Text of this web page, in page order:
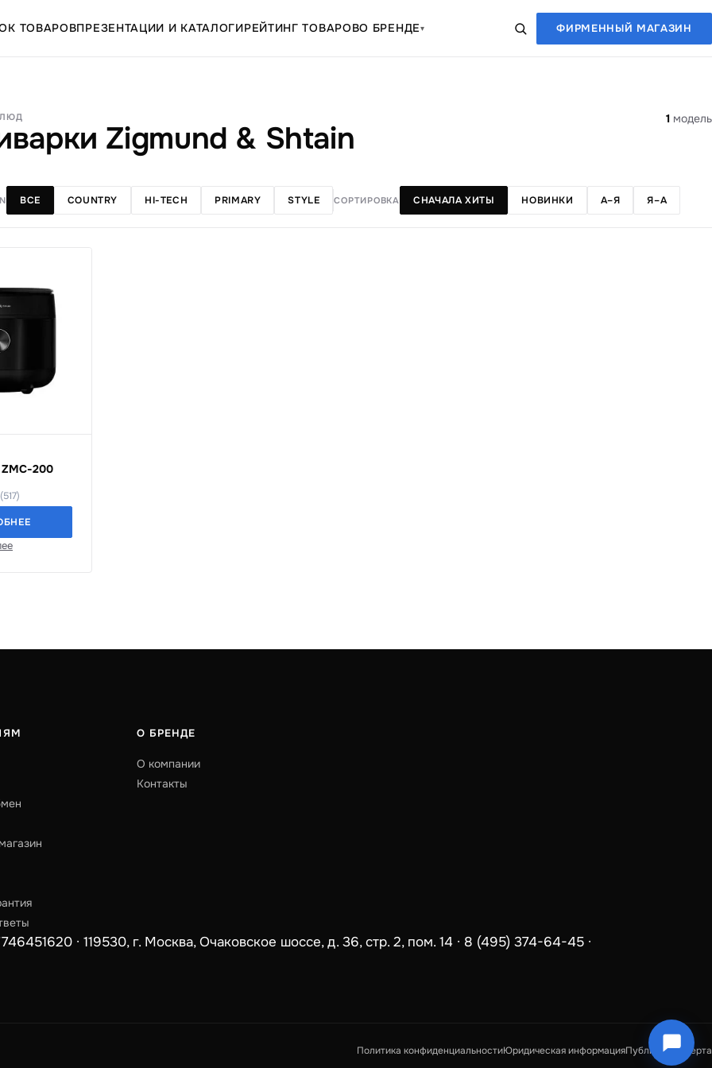
ТОВАРОВПРЕЗЕНТАЦИИ И КАТАЛОГИРЕЙТИНГ ТОВАРОВО БРЕНДЕ▾ ФИРМЕННЫЙ МАГАЗИН
Zigmund & Shtain
1 модель
ВСЕ COUNTRY HI-TECH PRIMARY STYLE СОРТИРОВКА СНАЧАЛА ХИТЫ НОВИНКИ А–Я Я–А
200
(517)
О БРЕНДЕ
О компании
Контакты
· 119530, г. Москва, Очаковское шоссе, д. 36, стр. 2, пом. 14 · 8 (495) 374-64-45 ·
Политика конфиденциальностиЮридическая информацияПубличная оферта